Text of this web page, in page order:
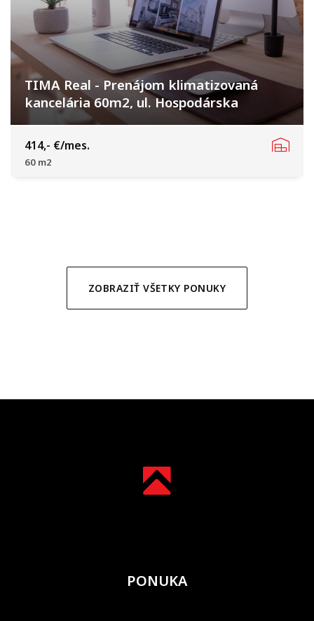
TIMA Real - Prenájom klimatizovaná
kancelária 60m2, ul. Hospodárska
Hospodárska, Trnava
414,- €/mes.
60 m2
ZOBRAZIŤ VŠETKY PONUKY
PONUKA